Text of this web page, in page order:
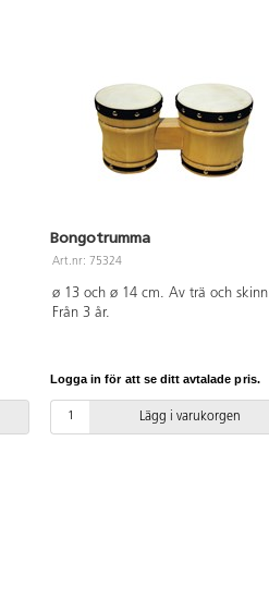
Bongotrumma
Art.nr: 75324
ø 13 och ø 14 cm. Av trä och skinn.
Från 3 år.
Logga in för att se ditt avtalade pris.
Lägg i varukorgen